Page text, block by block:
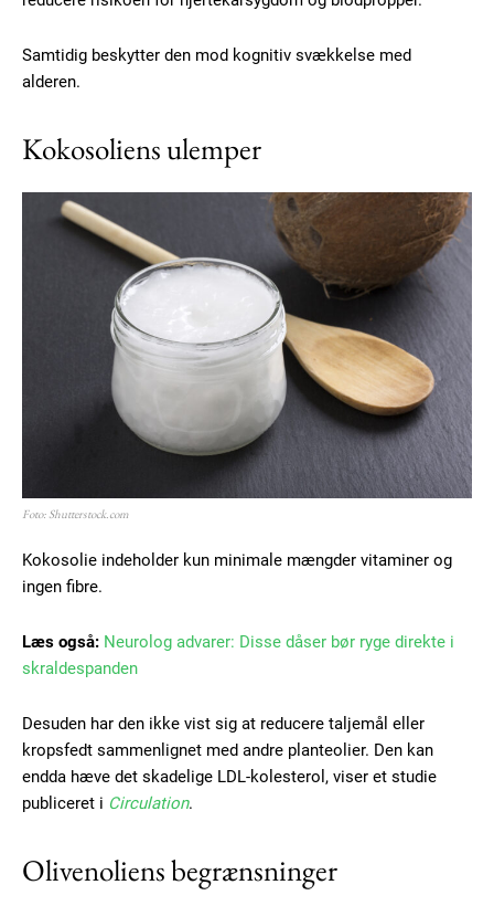
Samtidig beskytter den mod kognitiv svækkelse med
alderen.
Kokosoliens ulemper
Foto: Shutterstock.com
Kokosolie indeholder kun minimale mængder vitaminer og
ingen fibre.
Læs også: Neurolog advarer: Disse dåser bør ryge direkte i
skraldespanden
Desuden har den ikke vist sig at reducere taljemål eller
kropsfedt sammenlignet med andre planteolier. Den kan
endda hæve det skadelige LDL-kolesterol, viser et studie
publiceret i Circulation.
Olivenoliens begrænsninger